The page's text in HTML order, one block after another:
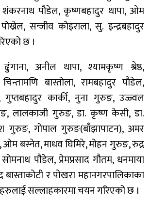
पौडेल, कृष्णबहादुर थापा, ओम
सन्जीव कोइराला, सु. इन्द्रबहादुर
छ ।
अनील थापा, श्यामकृष्ण श्रेष्ठ,
चिन्तामणि बास्तोला, रामबहादुर पौडेल,
कार्की, नुना गुरुङ, उज्ज्वल
लालकाजी गुरुङ, डा. कृष्ण केसी, डा.
गुरुङ, गोपाल गुरुङ(बाँझापाटन), अमर
बस्नेत, माधव घिमिरे, मोहन गुरुङ, रुद्र
पौडेल, प्रेमप्रसाद गौतम, धनमाया
बास्ताकोटी र पोखरा महानगरपालिकाका
सल्लाहकारमा चयन गरिएको छ ।